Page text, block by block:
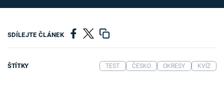
SDÍLEJTE ČLÁNEK
ŠTÍTKY TEST ČESKO OKRESY KVÍZ